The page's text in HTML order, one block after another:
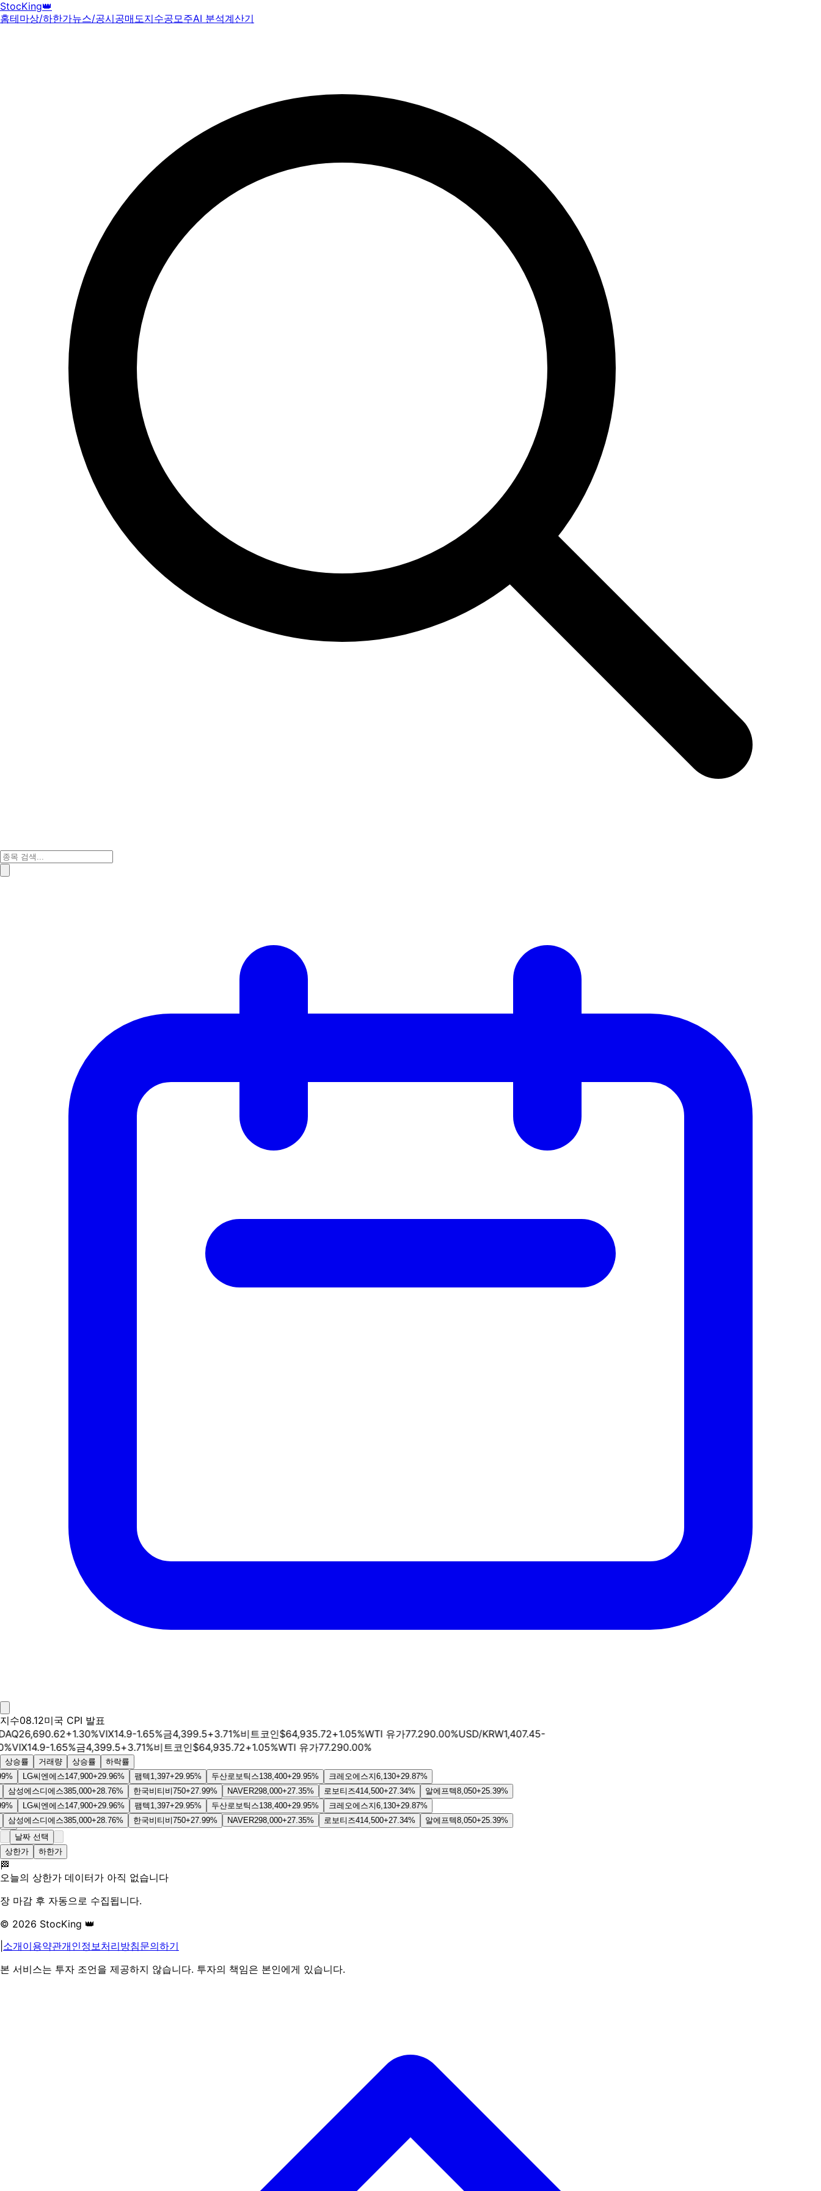
StocKing👑
홈테마상/하한가뉴스/공시공매도지수공모주AI 분석계산기
지수08.12미국 CPI 발표
26,690.62+1.30%VIX14.9-1.65%금4,399.5+3.71%비트코인$64,935.72+1.05%WTI 유가77.290.00%USD/KRW1,407.45-
14.9-1.65%금4,399.5+3.71%비트코인$64,935.72+1.05%WTI 유가77.290.00%
상승률 거래량 상승률
하락률
LG씨엔에스147,900+29.96% 팸텍 1,397+29.95% 두산로보틱스138,400+29.95% 크레오에스지6,130+29.87%
에스디에스385,000+28.76% 한국비티비 750+27.99% NAVER298,000+27.35% 로보티즈414,500+27.34% 알에프텍8,050+25.39%
LG씨엔에스147,900+29.96% 팸텍 1,397+29.95% 두산로보틱스138,400+29.95% 크레오에스지6,130+29.87%
에스디에스385,000+28.76% 한국비티비 750+27.99% NAVER298,000+27.35% 로보티즈414,500+27.34% 알에프텍8,050+25.39%
상/하한가 레이싱
날짜 선택
상한가
하한가
🏁
오늘의 상한가 데이터가 아직 없습니다
장 마감 후 자동으로 수집됩니다.
© 2026 StocKing 👑
소개이용약관개인정보처리방침문의하기
본 서비스는 투자 조언을 제공하지 않습니다. 투자의 책임은 본인에게 있습니다.